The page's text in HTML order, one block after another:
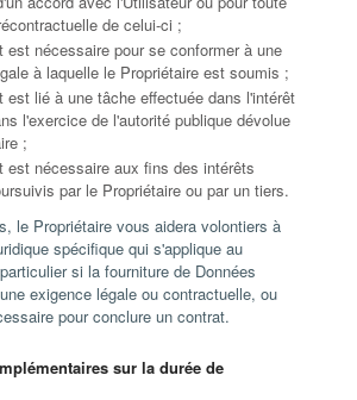
de celui-ci ;
est nécessaire pour se conformer à une
à laquelle le Propriétaire est soumis ;
est lié à une tâche effectuée dans l'intérêt
l'exercice de l'autorité publique dévolue
;
est nécessaire aux fins des intérêts
par le Propriétaire ou par un tiers.
le Propriétaire vous aidera volontiers à
spécifique qui s'applique au
si la fourniture de Données
exigence légale ou contractuelle, ou
pour conclure un contrat.
sur la durée de